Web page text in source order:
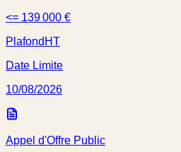
<= 139 000 €
Plafond HT
Date Limite
10/08/2026
Appel d'Offre Public